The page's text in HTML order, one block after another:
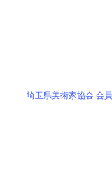
埼玉県美術家協会 会